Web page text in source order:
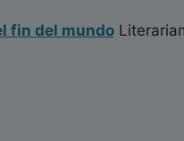
fin del mundo